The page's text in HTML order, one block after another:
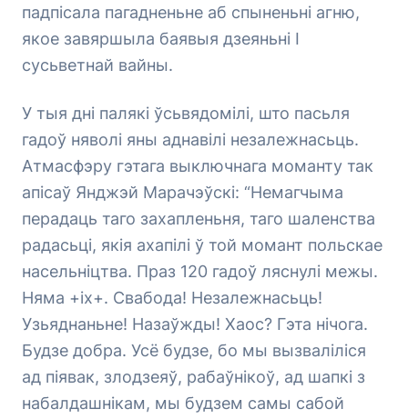
падпісала пагадненьне аб спыненьні агню,
якое завяршыла баявыя дзеяньні І
сусьветнай вайны.
У тыя дні палякі ўсьвядомілі, што пасьля
гадоў няволі яны аднавілі незалежнасьць.
Атмасфэру гэтага выключнага моманту так
апісаў Янджэй Марачэўскі: “Немагчыма
перадаць таго захапленьня, таго шаленства
радасьці, якія ахапілі ў той момант польскае
насельніцтва. Праз 120 гадоў ляснулі межы.
Няма +іх+. Свабода! Незалежнасьць!
Узьяднаньне! Назаўжды! Хаос? Гэта нічога.
Будзе добра. Усё будзе, бо мы вызваліліся
ад піявак, злодзеяў, рабаўнікоў, ад шапкі з
набалдашнікам, мы будзем самы сабой